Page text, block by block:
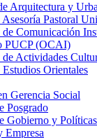
Arquitectura y
Asesoría Pastoral
Comunicación
PUCP (OCAI)
Actividades
Orientales
Gerencia Social
Posgrado
Gobierno y
Empresa